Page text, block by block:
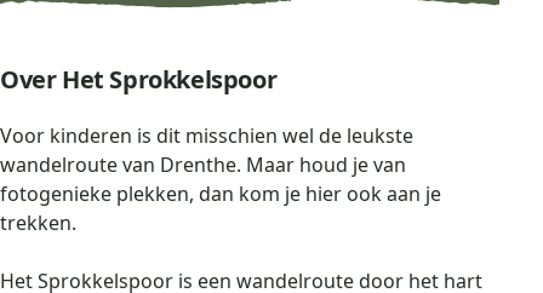
Over Het Sprokkelspoor
Voor kinderen is dit misschien wel de leukste
wandelroute van Drenthe. Maar houd je van
fotogenieke plekken, dan kom je hier ook aan je
trekken.
Het Sprokkelspoor is een wandelroute door het hart